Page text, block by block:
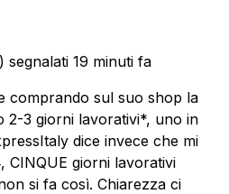
segnalati 19 minuti fa
comprando sul suo shop la
2-3 giorni lavorativi*, uno in
dice invece che mi
CINQUE giorni lavorativi
si fa così. Chiarezza ci